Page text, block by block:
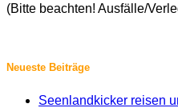
(Bitte beachten! Ausfälle/
Neueste Beiträge
Seenlandkicker reisen